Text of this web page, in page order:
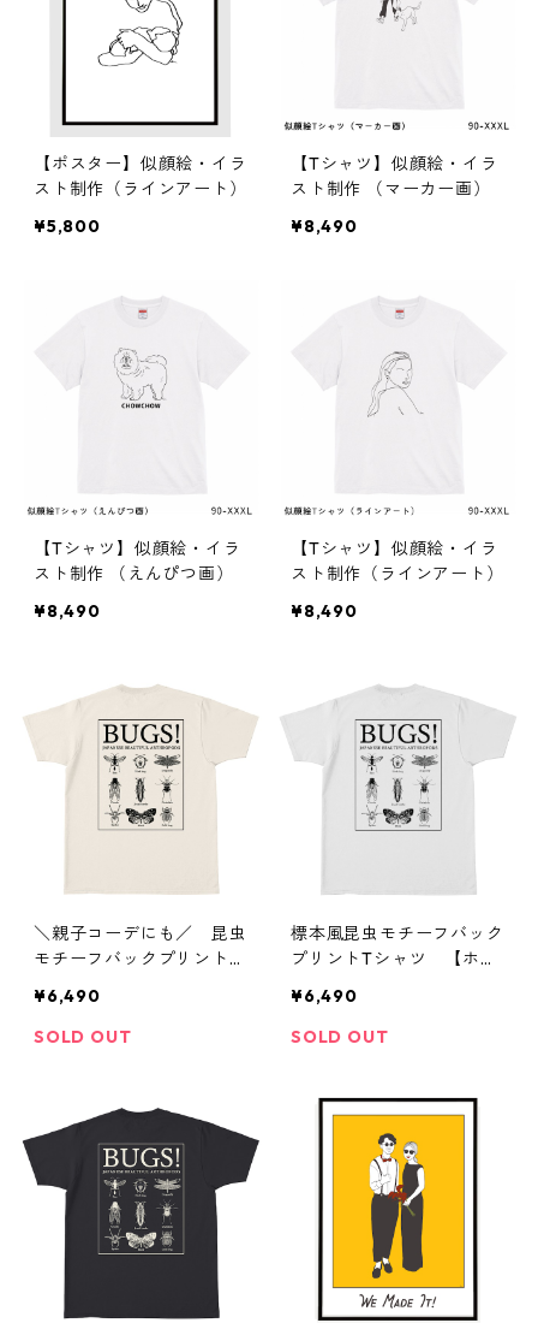
【ポスター】似顔絵・イラ
スト制作（ラインアート）
¥5,800
【Tシャツ】似顔絵・イラ
スト制作 （マーカー画）
¥8,490
【Tシャツ】似顔絵・イラ
スト制作 （えんぴつ画）
¥8,490
【Tシャツ】似顔絵・イラ
スト制作（ラインアート）
¥8,490
＼親子コーデにも／ 昆虫
モチーフバックプリントT
¥6,490
SOLD OUT
標本風昆虫モチーフバック
プリントTシャツ 【ホワ
¥6,490
SOLD OUT